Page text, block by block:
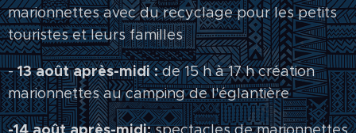
marionnettes avec du recyclage pour les petits
touristes et leurs familles
-13 août après-midi :de 15 h à 17 h création
marionnettes au camping de l'églantière
-14 août après-midi: